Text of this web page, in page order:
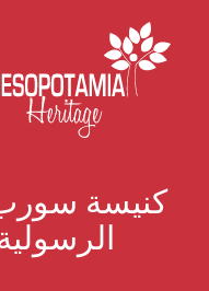
كنيسة